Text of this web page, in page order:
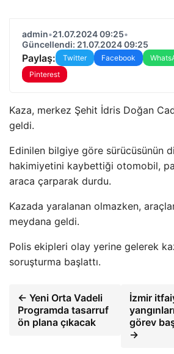
admin•21.07.2024 09:25•
Güncellendi: 21.07.2024 09:25
Paylaş: Twitter Facebook
Pinterest
Kaza, merkez Şehit İdris Doğan
geldi.
Edinilen bilgiye göre sürücüsünün
hakimiyetini kaybettiği otomobil,
araca çarparak durdu.
Kazada yaralanan olmazken,
meydana geldi.
Polis ekipleri olay yerine gelerek
soruşturma başlattı.
← Yeni Orta Vadeli
Programda tasarruf
ön plana çıkacak
İzmir
görev
→